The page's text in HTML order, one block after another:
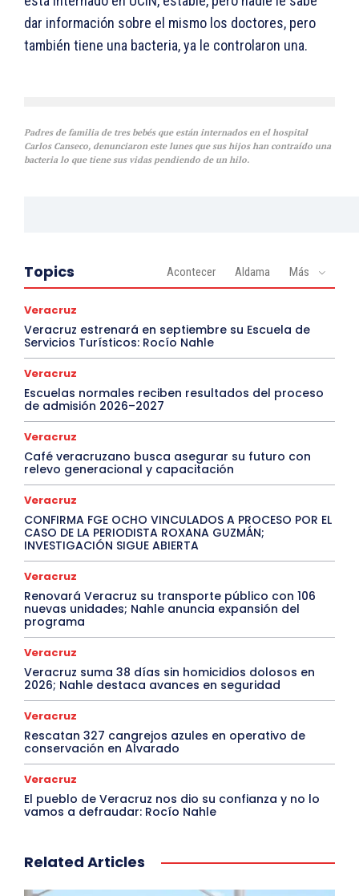
dar información sobre el mismo los doctores, pero
también tiene una bacteria, ya le controlaron una.
Padres de familia de tres bebés que están internados en el hospital
Carlos Canseco, denunciaron este lunes que sus hijos han contraído una
bacteria lo que tiene sus vidas pendiendo de un hilo.
Topics Acontecer Aldama Más
Veracruz
Veracruz estrenará en septiembre su Escuela de
Servicios Turísticos: Rocío Nahle
Veracruz
Escuelas normales reciben resultados del proceso
de admisión 2026–2027
Veracruz
Café veracruzano busca asegurar su futuro con
relevo generacional y capacitación
Veracruz
CONFIRMA FGE OCHO VINCULADOS A PROCESO POR EL
CASO DE LA PERIODISTA ROXANA GUZMÁN;
INVESTIGACIÓN SIGUE ABIERTA
Veracruz
Renovará Veracruz su transporte público con 106
nuevas unidades; Nahle anuncia expansión del
programa
Veracruz
Veracruz suma 38 días sin homicidios dolosos en
2026; Nahle destaca avances en seguridad
Veracruz
Rescatan 327 cangrejos azules en operativo de
conservación en Alvarado
Veracruz
El pueblo de Veracruz nos dio su confianza y no lo
vamos a defraudar: Rocío Nahle
Related Articles